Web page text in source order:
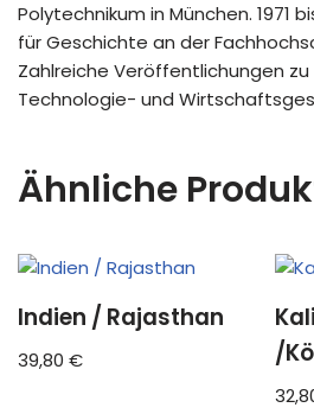
Polytechnikum in München. 1971
für Geschichte an der
Zahlreiche Veröffentlichungen zu
Technologie- und
Ähnliche
Indien / Rajasthan
39,80 €
/